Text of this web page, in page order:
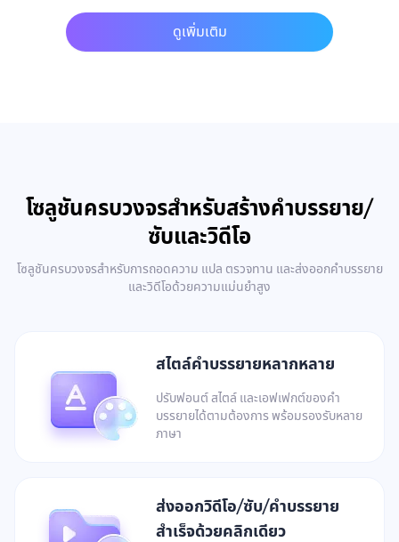
ดูเพิ่มเติม
โซลูชันครบวงจรสำหรับสร้างคำบรรยาย/
ซับและวิดีโอ
โซลูชันครบวงจรสำหรับการถอดความ แปล ตรวจทาน และส่งออกคำบรรยาย
และวิดีโอด้วยความแม่นยำสูง
สไตล์คำบรรยายหลากหลาย
ปรับฟอนต์ สไตล์ และเอฟเฟกต์ของคำ
บรรยายได้ตามต้องการ พร้อมรองรับหลาย
ภาษา
ส่งออกวิดีโอ/ซับ/คำบรรยาย
สำเร็จด้วยคลิกเดียว